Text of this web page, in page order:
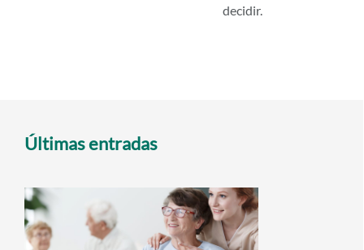
decidir.
Últimas entradas